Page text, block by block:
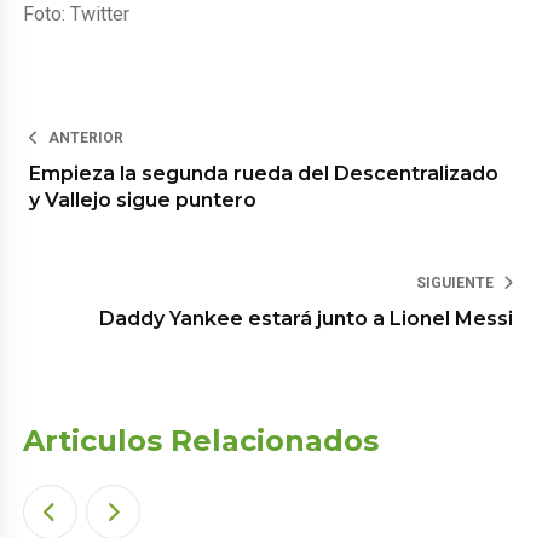
Foto: Twitter
ANTERIOR
Empieza la segunda rueda del Descentralizado
y Vallejo sigue puntero
SIGUIENTE
Daddy Yankee estará junto a Lionel Messi
Articulos Relacionados